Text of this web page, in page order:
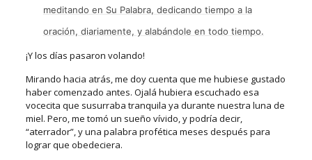
meditando en Su Palabra, dedicando tiempo a la
oración, diariamente, y alabándole en todo tiempo.
¡Y los días pasaron volando!
Mirando hacia atrás, me doy cuenta que me hubiese gustado
haber comenzado antes. Ojalá hubiera escuchado esa
vocecita que susurraba tranquila ya durante nuestra luna de
miel. Pero, me tomó un sueño vívido, y podría decir,
“aterrador”, y una palabra profética meses después para
lograr que obedeciera.